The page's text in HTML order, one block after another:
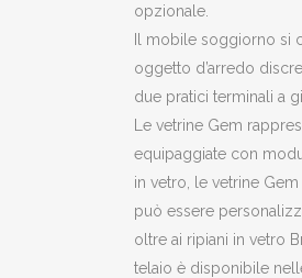
opzionale.
Il mobile soggiorno si
oggetto d’arredo
due pratici terminali a
Le vetrine Gem
equipaggiate con
in vetro, le vetrine
può essere
oltre ai ripiani in vetro
telaio è disponibile